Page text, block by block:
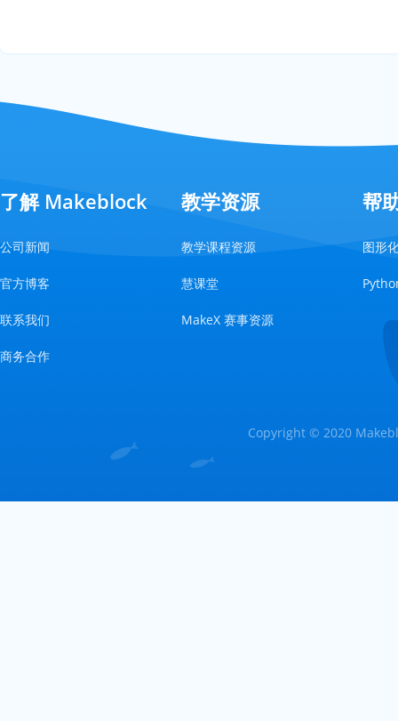
了解 Makeblock
公司新闻
官方博客
联系我们
商务合作
教学资源
教学课程资源
慧课堂
MakeX 赛事资源
帮
图形
Copyright © 2020